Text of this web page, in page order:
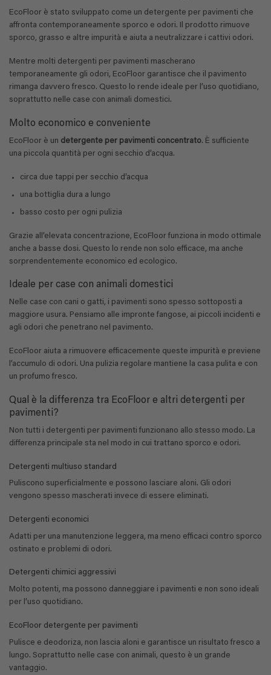
EcoFloor è stato sviluppato come un detergente per pavimenti che
affronta contemporaneamente sporco e odori. Il prodotto rimuove
sporco, grasso e altre impurità e aiuta a neutralizzare i cattivi odori.
Mentre molti detergenti per pavimenti mascherano
temporaneamente gli odori, EcoFloor garantisce che il pavimento
rimanga davvero fresco. Questo lo rende ideale per l’uso quotidiano,
soprattutto nelle case con animali domestici.
Molto economico e conveniente
EcoFloor è un detergente per pavimenti concentrato. È sufficiente
una piccola quantità per ogni secchio d’acqua.
circa due tappi per secchio d’acqua
una bottiglia dura a lungo
basso costo per ogni pulizia
Grazie all’elevata concentrazione, EcoFloor funziona in modo ottimale
anche a basse dosi. Questo lo rende non solo efficace, ma anche
sorprendentemente economico ed ecologico.
Ideale per case con animali domestici
Nelle case con cani o gatti, i pavimenti sono spesso sottoposti a
maggiore usura. Pensiamo alle impronte fangose, ai piccoli incidenti e
agli odori che penetrano nel pavimento.
EcoFloor aiuta a rimuovere efficacemente queste impurità e previene
l’accumulo di odori. Una pulizia regolare mantiene la casa pulita e con
un profumo fresco.
Qual è la differenza tra EcoFloor e altri detergenti per
pavimenti?
Non tutti i detergenti per pavimenti funzionano allo stesso modo. La
differenza principale sta nel modo in cui trattano sporco e odori.
Detergenti multiuso standard
Puliscono superficialmente e possono lasciare aloni. Gli odori
vengono spesso mascherati invece di essere eliminati.
Detergenti economici
Adatti per una manutenzione leggera, ma meno efficaci contro sporco
ostinato e problemi di odori.
Detergenti chimici aggressivi
Molto potenti, ma possono danneggiare i pavimenti e non sono ideali
per l’uso quotidiano.
EcoFloor detergente per pavimenti
Pulisce e deodoriza, non lascia aloni e garantisce un risultato fresco a
lungo. Soprattutto nelle case con animali, questo è un grande
vantaggio.